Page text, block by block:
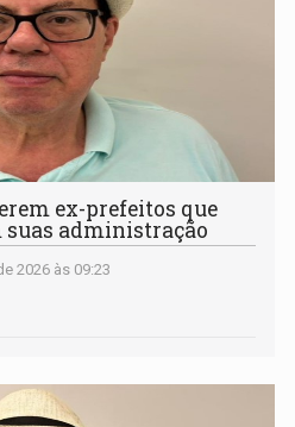
ex-prefeitos que
administração
2026 às 09:23